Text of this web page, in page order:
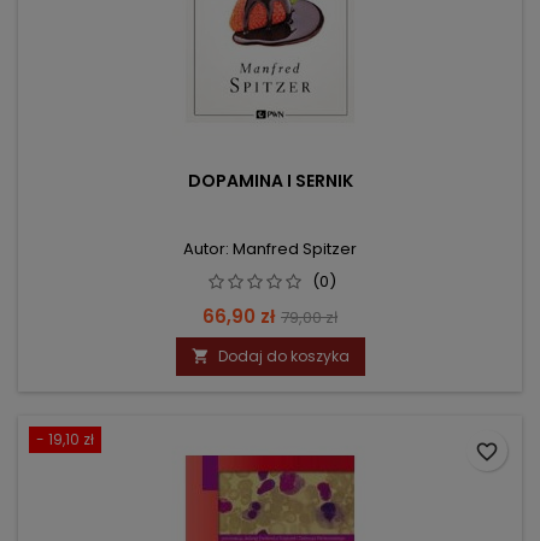
DOPAMINA I SERNIK
Autor: Manfred Spitzer
(0)
Cena
66,90 zł Cena
podstawowa
79,00 zł
 Dodaj do koszyka
- 19,10 zł
favorite_border